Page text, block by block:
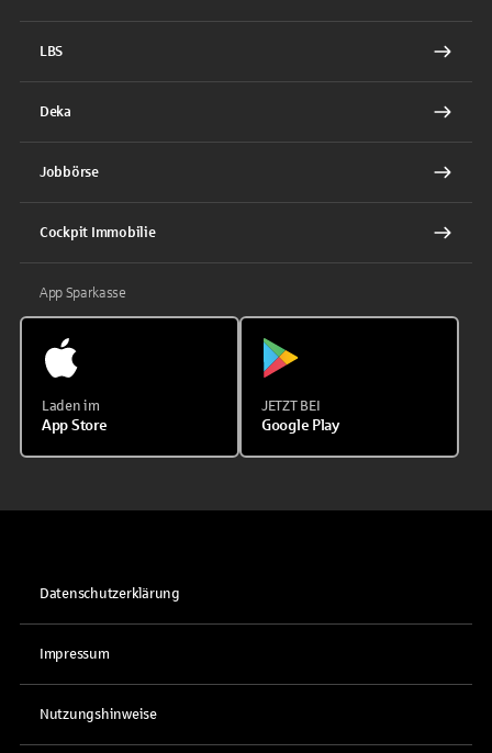
LBS
Deka
Jobbörse
Cockpit Immobilie
App Sparkasse
Laden im
App Store
JETZT BEI
Google Play
Datenschutzerklärung
Impressum
Nutzungshinweise